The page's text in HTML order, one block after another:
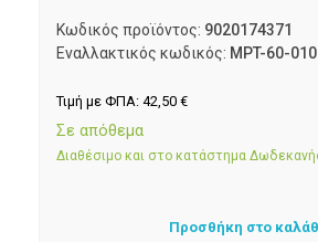
Κωδικός προϊόντος: 9020174371
Εναλλακτικός κωδικός: MPT-60-010
Τιμή με ΦΠΑ: 42,50 €
Σε απόθεμα
Διαθέσιμο και στο κατάστημα
Προσθήκη στο